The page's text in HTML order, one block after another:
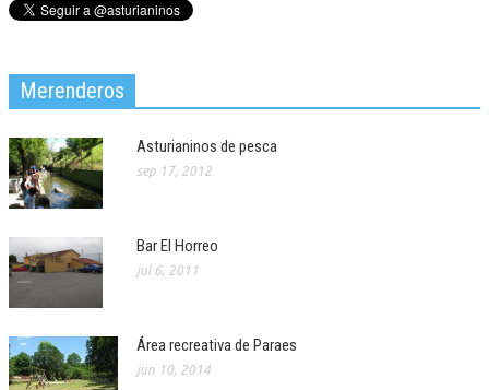
Merenderos
Asturianinos de pesca
sep 17, 2012
Bar El Horreo
jul 6, 2011
Área recreativa de Paraes
jun 10, 2014